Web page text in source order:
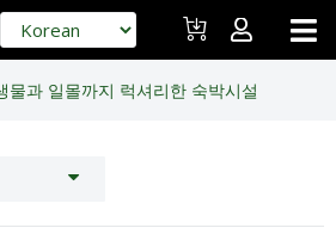
물과 일몰까지 럭셔리한 숙박시설